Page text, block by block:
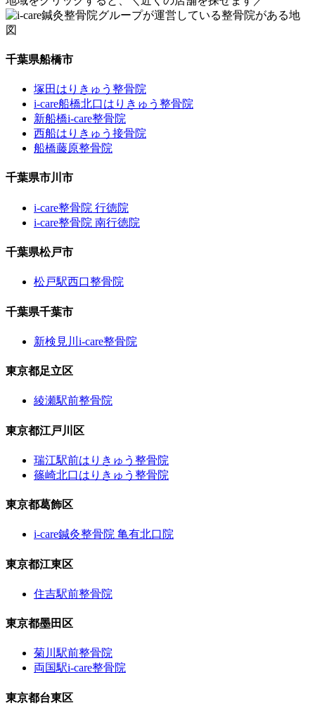
千葉県船橋市
塚田はりきゅう整骨院
i-care船橋北口はりきゅう整骨院
新船橋i-care整骨院
西船はりきゅう接骨院
船橋藤原整骨院
千葉県市川市
i-care整骨院 行徳院
i-care整骨院 南行徳院
千葉県松戸市
松戸駅西口整骨院
千葉県千葉市
新検見川i-care整骨院
東京都足立区
綾瀬駅前整骨院
東京都江戸川区
瑞江駅前はりきゅう整骨院
篠崎北口はりきゅう整骨院
東京都葛飾区
i-care鍼灸整骨院 亀有北口院
東京都江東区
住吉駅前整骨院
東京都墨田区
菊川駅前整骨院
両国駅i-care整骨院
東京都台東区